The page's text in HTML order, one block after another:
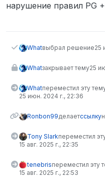
нарушение правил PG
Whatвыбрал решение25
Whatзакрывает тему25
Whatпереместил эту
25 июн. 2024 г., 22:36
Ronbon99делаетссылку
Tony Slarkпереместил
15 авг. 2025 г., 22:35
tenebrisпереместил эту
15 авг. 2025 г., 22:53